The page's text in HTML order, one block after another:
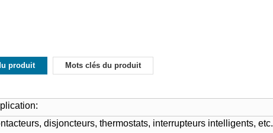
produit Mots clés du produit
disjoncteurs, thermostats, interrupteurs intelligents, etc.